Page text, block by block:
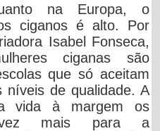
na Europa, o
ciganos é alto. Por
Isabel Fonseca,
ciganas são
que só aceitam
níveis de qualidade. A
vida à margem os
vez mais para a